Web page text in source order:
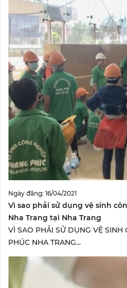
Ngày đăng: 16/04/2021
Vì sao phải sử dụng vệ sinh
Nha Trang tại Nha Trang
VÌ SAO PHẢI SỬ DỤNG VỆ SINH
PHÚC NHA TRANG...